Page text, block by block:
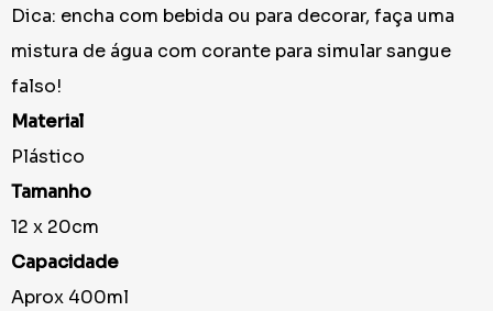
Dica: encha com bebida ou para decorar, faça uma
mistura de água com corante para simular sangue
falso!
Material
Plástico
Tamanho
12 x 20cm
Capacidade
Aprox 400ml